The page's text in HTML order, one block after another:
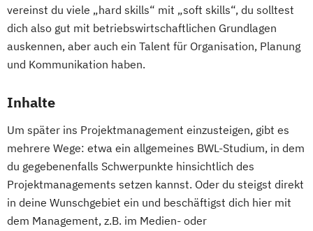
vereinst du viele „hard skills“ mit „soft skills“, du solltest
dich also gut mit betriebswirtschaftlichen Grundlagen
auskennen, aber auch ein Talent für Organisation, Planung
und Kommunikation haben.
Inhalte
Um später ins Projektmanagement einzusteigen, gibt es
mehrere Wege: etwa ein allgemeines BWL-Studium, in dem
du gegebenenfalls Schwerpunkte hinsichtlich des
Projektmanagements setzen kannst. Oder du steigst direkt
in deine Wunschgebiet ein und beschäftigst dich hier mit
dem Management, z.B. im Medien- oder